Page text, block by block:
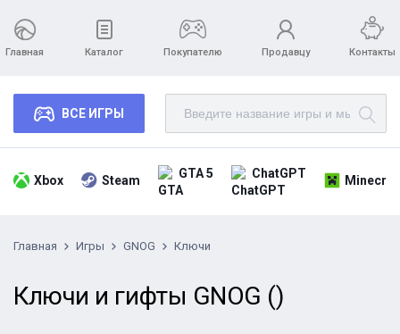
Главная Каталог Покупателю Продавцу Контакты
ВСЕ ИГРЫ
Xbox Steam GTA 5 ChatGPT
Главная Игры GNOG Ключи
Ключи и гифты GNOG ()